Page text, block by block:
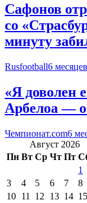
Сафонов
со
минуту
Rusfootball6
«Я доволен
Арбелоа —
Чемпионат.com6
Август 2026
Пн Вт Ср Чт Пт
1
3
4 5 6 7 8
10 11 12 13 14 15